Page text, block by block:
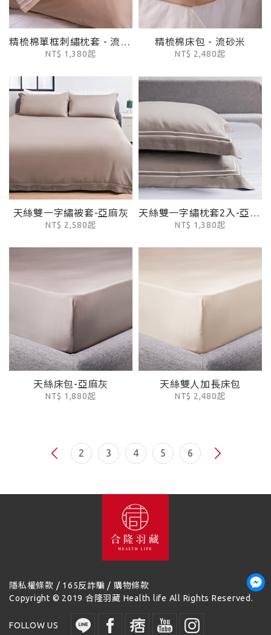
精梳棉單框刺繡枕套 - 流砂米
NT$ 1,380起
精梳棉床包 - 流砂米
NT$ 2,480起
天絲雙一字繡被套-亞麻灰
NT$ 2,580起
天絲雙一字繡枕套2入-亞麻灰
NT$ 1,380起
天絲床包-亞麻灰
NT$ 1,880起
天絲雙人加長床包
NT$ 2,480起
2 3 4 5 6
隱私權條款 / 165反詐騙 / 購物條款
Copyright © 2019 合隆羽藏 Health life All Rights Reserved.
FOLLOW US